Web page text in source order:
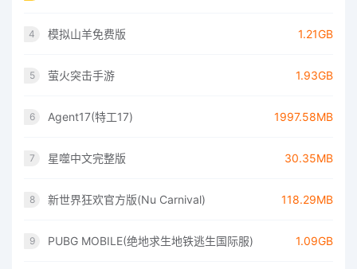
4 模拟山羊免费版 1.21GB
5 萤火突击手游 1.93GB
6 Agent17(特工17) 1997.58MB
7 星噬中文完整版 30.35MB
8 新世界狂欢官方版(Nu Carnival) 118.29MB
9 PUBG MOBILE(绝地求生地铁逃生国际服) 1.09GB